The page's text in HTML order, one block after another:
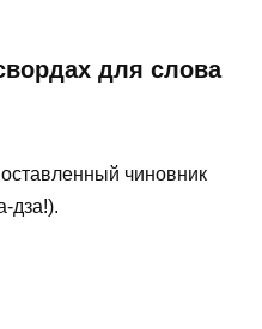
для слова
чиновник
дза!).